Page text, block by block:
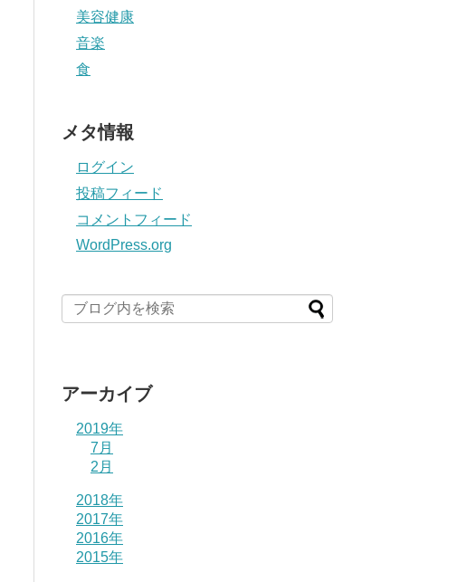
美容健康
音楽
食
メタ情報
ログイン
投稿フィード
コメントフィード
WordPress.org
アーカイブ
2019年
7月
2月
2018年
2017年
2016年
2015年